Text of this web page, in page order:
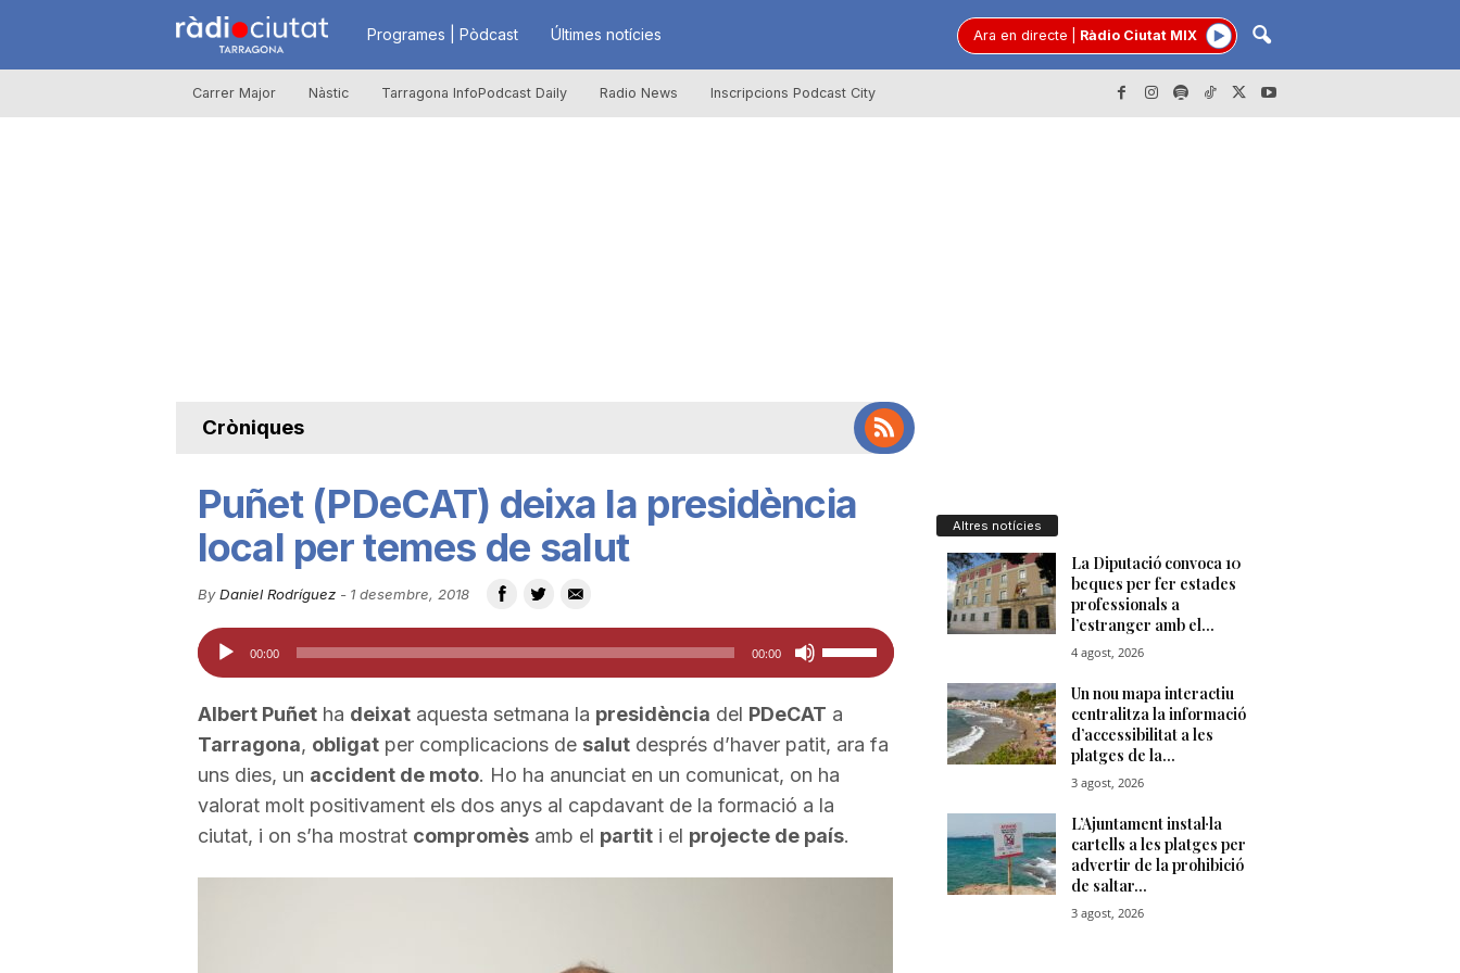
R
à
u
t
a
d
Programes | Pòdcast Últimes notícies Ara en directe Ràdio Ciutat MIX
Carrer Major Nàstic Tarragona InfoPodcast Daily Radio News Inscripcions Podcast City
Cròniques
Puñet (PDeCAT) deixa la presidència
local per temes de salut
By Daniel Rodríguez- 1 desembre, 2018
Reproductor
d'àudio
00:00 00:00
Feu
servir
les
tecles
de
fletxa
cap
Albert Puñetha deixataquesta setmana la presidència del PDeCAT a
Tarragona, obligatper complicacions de salutdesprés d’haver patit, ara fa
uns dies, un accident de moto. Ho ha anunciat en un comunicat, on ha
valorat molt positivament els dos anys al capdavant de la formació a la
ciutat, i on s’ha mostrat compromèsamb el partiti el projecte de país.
Altres notícies